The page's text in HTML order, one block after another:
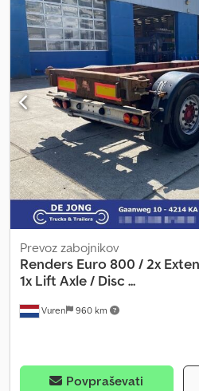
pnevmatike:385 / 65 / R22.5,
črn, Leto izdelave:
,
65 / R22.5 Znamka osi: Renders
Vzmetenje: Zračno vzmetenje
Dvigljiva os; Najv. osna obremenitev:
levo: 30%; Profil pnevmatike desno:
obremenitev: 9000 kg; Profil
pnevmatike desno: 30% Zadnja os
kg; Profil pnevmatike levo: 30%;
Teže Lastna teža: 5.600 kg
masa: 43.000 kg Funkcionalno
800 Vzdrževanje, zgodovina in
stanje: dobro Vizualno stanje: dobro
Kuijpers Trading BV Minosstraat 8
Vuren 960 km
Prevoz zabojnikov
Renders Euro 800 / 2x
1x Lift Axle / Disc ...
Povpraševati